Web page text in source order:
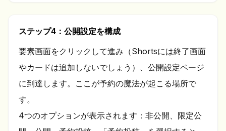
ステップ4：公開設定を構成
要素画面をクリックして進み（Shortsには終了画面
やカードは追加しないでしょう）、公開設定ページ
に到達します。ここが予約の魔法が起こる場所で
す。
4つのオプションが表示されます：非公開、限定公